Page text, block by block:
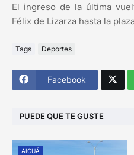
El ingreso de la última
Félix de Lizarza hasta la
Tags Deportes
Facebook
PUEDE QUE TE GUSTE
AIGUÁ